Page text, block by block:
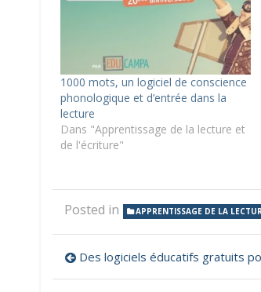
1000 mots, un logiciel de conscience
phonologique et d’entrée dans la
lecture
Dans "Apprentissage de la lecture et
de l'écriture"
Posted in APPRENTISSAGE DE LA
Navigation
Des logiciels éducatifs gratuits pour le